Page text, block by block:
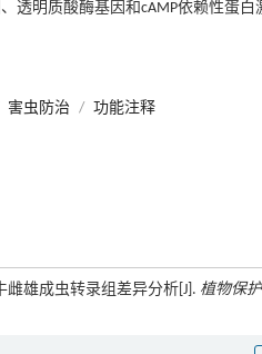
透明质酸酶基因和cAMP依赖性蛋白
害虫防治 / 功能注释
雄成虫转录组差异分析[J]. 植物保